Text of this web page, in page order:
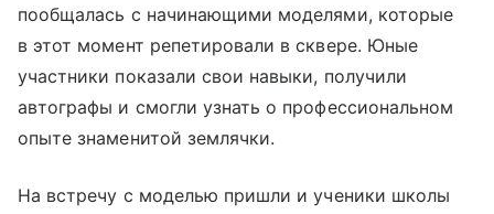
пообщалась с начинающими моделями, которые
в этот момент репетировали в сквере. Юные
участники показали свои навыки, получили
автографы и смогли узнать о профессиональном
опыте знаменитой землячки.
На встречу с моделью пришли и ученики школы